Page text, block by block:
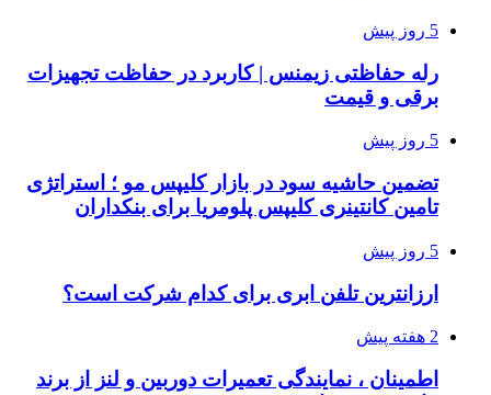
5 روز پیش
رله حفاظتی زیمنس | کاربرد در حفاظت تجهیزات
برقی و قیمت
5 روز پیش
تضمین حاشیه سود در بازار کلیپس مو ؛ استراتژی
تامین کانتینری کلیپس پلومریا برای بنکداران
5 روز پیش
ارزانترین تلفن ابری برای کدام شرکت است؟
2 هفته پیش
اطمینان ، نمایندگی تعمیرات دوربین و لنز از برند